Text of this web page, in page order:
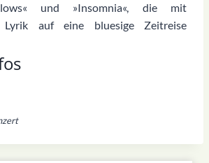
und »Insomnia«, die mit
Lyrik auf eine bluesige Zeitreise